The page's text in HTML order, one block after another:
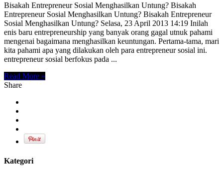
Bisakah Entrepreneur Sosial Menghasilkan Untung? Bisakah
Entrepreneur Sosial Menghasilkan Untung? Bisakah Entrepreneur
Sosial Menghasilkan Untung? Selasa, 23 April 2013 14:19 Inilah
enis baru entrepreneurship yang banyak orang gagal utnuk pahami
mengenai bagaimana menghasilkan keuntungan. Pertama-tama, mari
kita pahami apa yang dilakukan oleh para entrepreneur sosial ini.
entrepreneur sosial berfokus pada ...
Read More »
Share
Kategori